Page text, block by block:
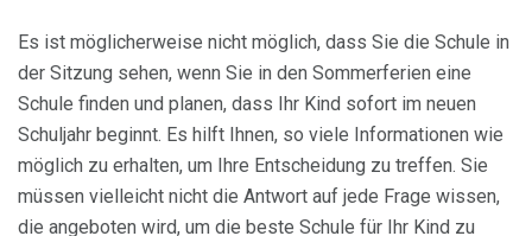
Es ist möglicherweise nicht möglich, dass Sie die Schule in
der Sitzung sehen, wenn Sie in den Sommerferien eine
Schule finden und planen, dass Ihr Kind sofort im neuen
Schuljahr beginnt. Es hilft Ihnen, so viele Informationen wie
möglich zu erhalten, um Ihre Entscheidung zu treffen. Sie
müssen vielleicht nicht die Antwort auf jede Frage wissen,
die angeboten wird, um die beste Schule für Ihr Kind zu